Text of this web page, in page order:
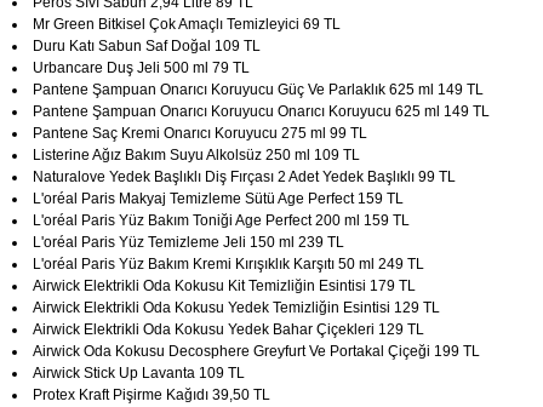
Mr Green Bitkisel Çok Amaçlı Temizleyici 69 TL
Duru Katı Sabun Saf Doğal 109 TL
Urbancare Duş Jeli 500 ml 79 TL
Pantene Şampuan Onarıcı Koruyucu Güç Ve Parlaklık 625 ml 149 TL
Pantene Şampuan Onarıcı Koruyucu Onarıcı Koruyucu 625 ml 149 TL
Pantene Saç Kremi Onarıcı Koruyucu 275 ml 99 TL
Listerine Ağız Bakım Suyu Alkolsüz 250 ml 109 TL
Naturalove Yedek Başlıklı Diş Fırçası 2 Adet Yedek Başlıklı 99 TL
L'oréal Paris Makyaj Temizleme Sütü Age Perfect 159 TL
L'oréal Paris Yüz Bakım Toniği Age Perfect 200 ml 159 TL
L'oréal Paris Yüz Temizleme Jeli 150 ml 239 TL
L'oréal Paris Yüz Bakım Kremi Kırışıklık Karşıtı 50 ml 249 TL
Airwick Elektrikli Oda Kokusu Kit Temizliğin Esintisi 179 TL
Airwick Elektrikli Oda Kokusu Yedek Temizliğin Esintisi 129 TL
Airwick Elektrikli Oda Kokusu Yedek Bahar Çiçekleri 129 TL
Airwick Oda Kokusu Decosphere Greyfurt Ve Portakal Çiçeği 199 TL
Airwick Stick Up Lavanta 109 TL
Protex Kraft Pişirme Kağıdı 39,50 TL